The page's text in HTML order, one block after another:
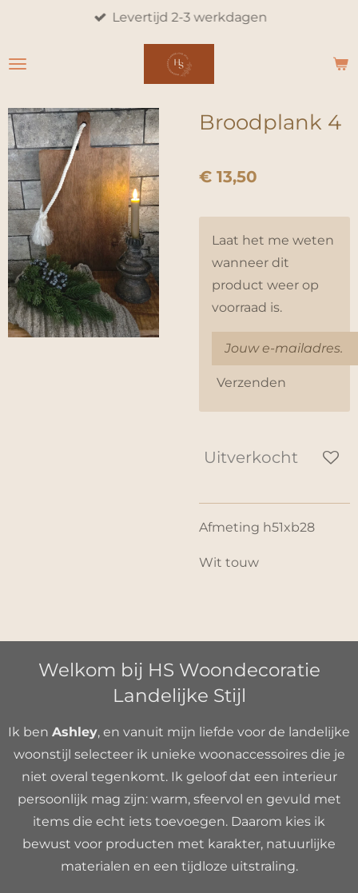
naar
hoofdinhoud
Levertijd 2-3 werkdagen
Broodplank 4
€ 13,50
Laat het me weten
wanneer dit
product weer op
voorraad is.
Verzenden
Uitverkocht
Afmeting h51xb28
Wit touw
Welkom bij HS Woondecoratie
Landelijke Stijl
Ik ben Ashley, en vanuit mijn liefde voor de landelijke
woonstijl selecteer ik unieke woonaccessoires die je
niet overal tegenkomt. Ik geloof dat een interieur
persoonlijk mag zijn: warm, sfeervol en gevuld met
items die echt iets toevoegen. Daarom kies ik
bewust voor producten met karakter, natuurlijke
materialen en een tijdloze uitstraling.